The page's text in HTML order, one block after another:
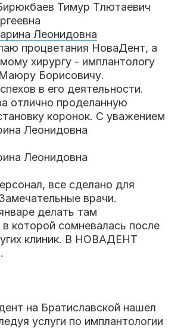
Тимур Тлютаевич
процветания НоваДент, а
хирургу - имплантологу
Борисовичу.
в его деятельности.
отлично проделанную
коронок. С уважением
Леонидовна
Леонидовна
все сделано для
врачи.
делать там
которой сомневалась после
клиник. В НОВАДЕНТ
на Братиславской нашел
услуги по имплантологии